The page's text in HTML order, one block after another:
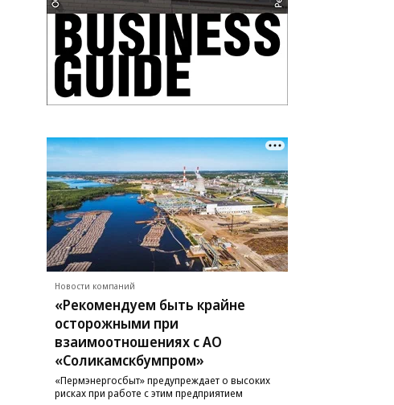
Новости компаний
«Рекомендуем быть крайне
осторожными при
взаимоотношениях с АО
«Соликамскбумпром»
«Пермэнергосбыт» предупреждает о высоких
рисках при работе с этим предприятием